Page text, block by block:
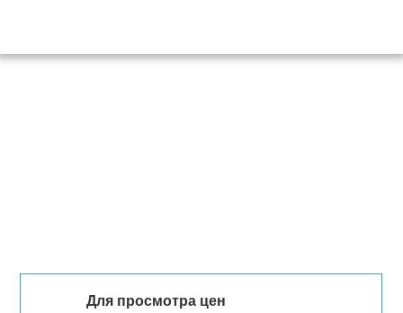
Для просмотра цен